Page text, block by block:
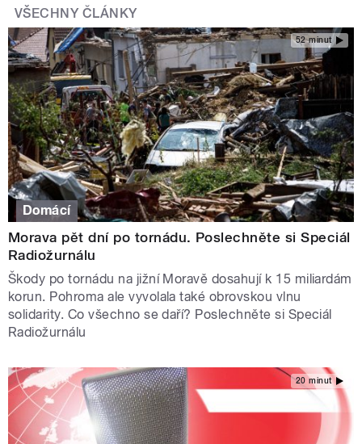
VŠECHNY ČLÁNKY
52 minut
Domácí
Morava pět dní po tornádu. Poslechněte si Speciál
Radiožurnálu
Škody po tornádu na jižní Moravě dosahují k 15 miliardám
korun. Pohroma ale vyvolala také obrovskou vlnu
solidarity. Co všechno se daří? Poslechněte si Speciál
Radiožurnálu
20 minut